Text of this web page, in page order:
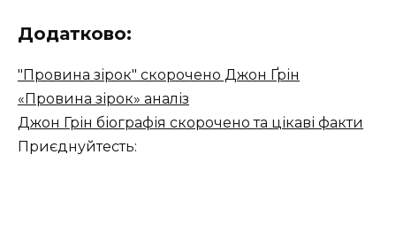
Додатково:
"Провина зірок" скорочено Джон Ґрін
«Провина зірок» аналіз
Джон Грін біографія скорочено та цікаві факти
Приєднуйтесть: